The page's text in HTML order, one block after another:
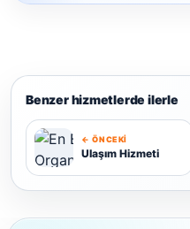
Benzer hizmetlerde ilerle
← ÖNCEKI
Ulaşım Hizmeti